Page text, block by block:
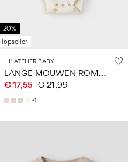
-20%
Topseller
LIL' ATELIER BABY
L
ANGE MOUWEN ROMPER
€ 17,55 € 21,99
+1